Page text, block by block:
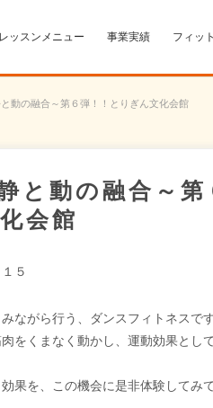
レッスンメニュー 事業実績 フィッ
動の融合～第６弾！！とりぎん文化会館
と動の融合～第
会館
５
ながら行う、ダンスフィトネスです
をくまなく動かし、運動効果とし
果を、この機会に是非体験してみ